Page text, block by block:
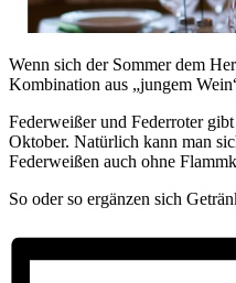
Wenn sich der Sommer dem
Kombination aus „jungem
Federweißer und Federroter
Oktober. Natürlich kann man
Federweißen auch ohne
So oder so ergänzen sich